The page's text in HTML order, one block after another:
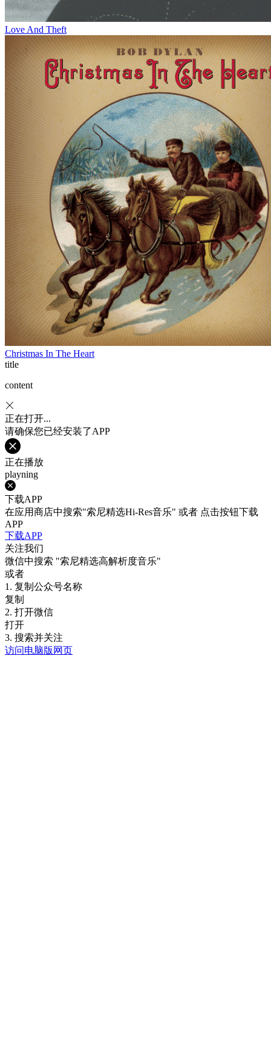
Love And Theft
Christmas In The Heart
title
content
正在打开...
请确保您已经安装了APP
正在播放
playning
下载APP
在应用商店中搜索"索尼精选Hi-Res音乐" 或者 点击按钮下载
APP
下载APP
关注我们
微信中搜索 "索尼精选高解析度音乐"
或者
1. 复制公众号名称
复制
2. 打开微信
打开
3. 搜索并关注
访问电脑版网页